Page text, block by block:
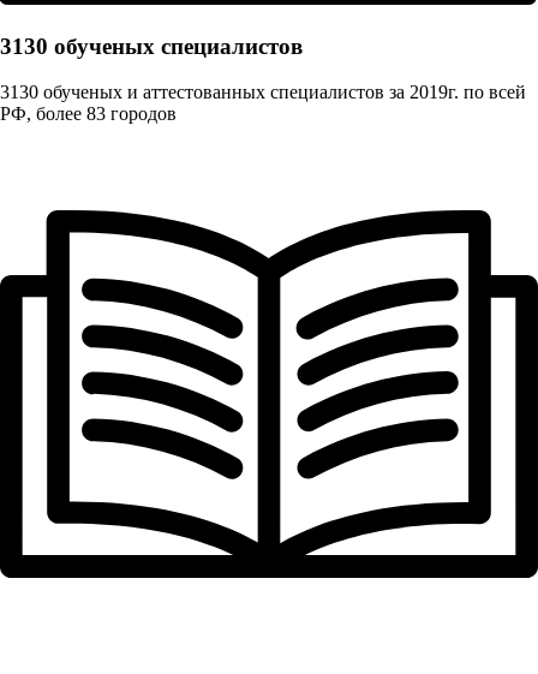
3130 обученых cпециалистов
3130 обученых и аттестованных специалистов за 2019г. по всей
РФ, более 83 городов